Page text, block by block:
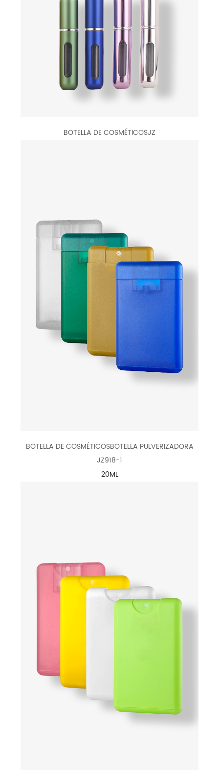
BOTELLA DE COSMÉTICOSJZ
BOTELLA DE COSMÉTICOSBOTELLA PULVERIZADORA
JZ918-1
20ML